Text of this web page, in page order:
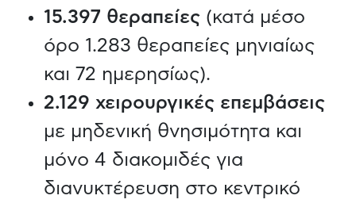
15.397 θεραπείες (κατά μέσο
όρο 1.283 θεραπείες μηνιαίως
και 72 ημερησίως).
2.129 χειρουργικές επεμβάσεις
με μηδενική θνησιμότητα και
μόνο 4 διακομιδές για
διανυκτέρευση στο κεντρικό